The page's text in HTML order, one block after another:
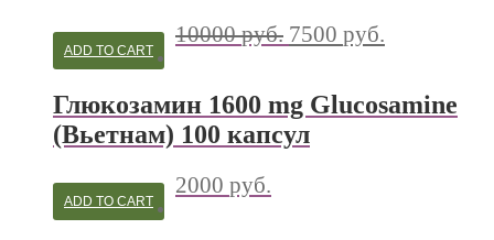
10000руб. 7500 руб.
ADD TO CART
Глюкозамин 1600 mg Glucosamine
(Вьетнам) 100 капсул
2000 руб.
ADD TO CART